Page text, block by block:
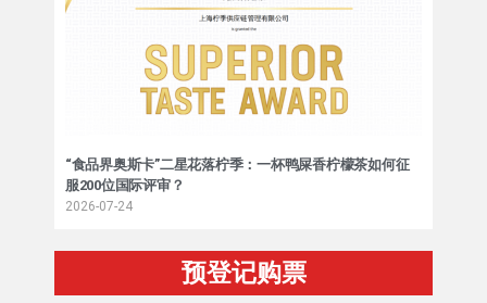
“食品界奥斯卡”二星花落柠季：一杯鸭屎香柠檬茶如何征
服200位国际评审？
2026-07-24
预登记购票